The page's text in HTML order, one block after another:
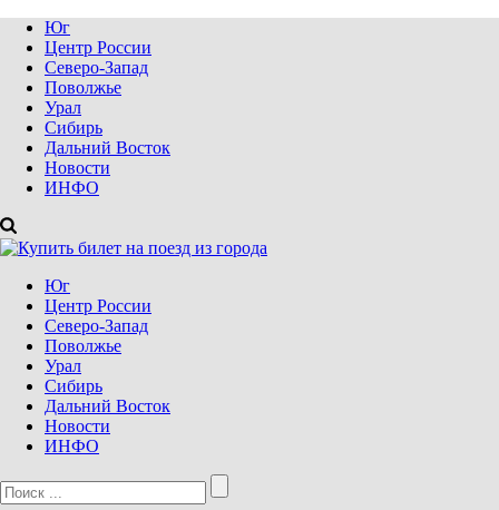
Юг
Центр России
Северо-Запад
Поволжье
Урал
Сибирь
Дальний Восток
Новости
ИНФО
Юг
Центр России
Северо-Запад
Поволжье
Урал
Сибирь
Дальний Восток
Новости
ИНФО